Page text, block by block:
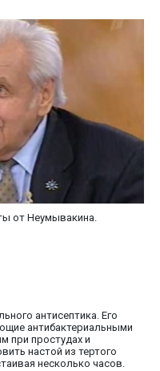
от Неумывакина.
антисептика. Его
антибактериальными
при простудах и
настой из тертого
несколько часов.